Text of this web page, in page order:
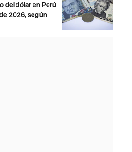
del dólar en Perú
2026, según